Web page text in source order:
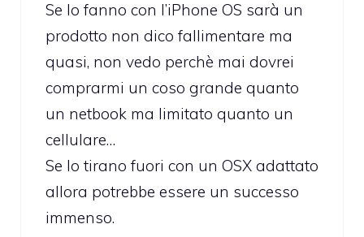
Se lo fanno con l’iPhone OS sarà un
prodotto non dico fallimentare ma
quasi, non vedo perchè mai dovrei
comprarmi un coso grande quanto
un netbook ma limitato quanto un
cellulare…
Se lo tirano fuori con un OSX adattato
allora potrebbe essere un successo
immenso.